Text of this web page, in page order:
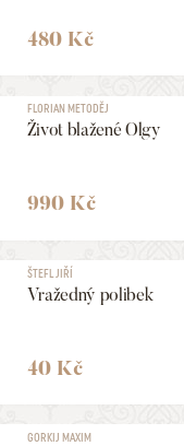
480 Kč
FLORIAN METODĚJ
Život blažené Olgy
990 Kč
ŠTEFL JIŘÍ
Vražedný polibek
40 Kč
GORKIJ MAXIM